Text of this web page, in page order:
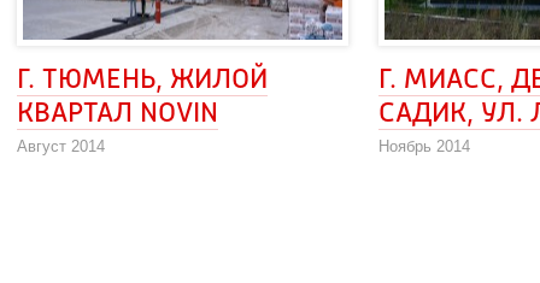
Г. ТЮМЕНЬ, ЖИЛОЙ
КВАРТАЛ NOVIN
Август 2014
Г. МИАСС,
САДИК, УЛ.
Ноябрь 2014